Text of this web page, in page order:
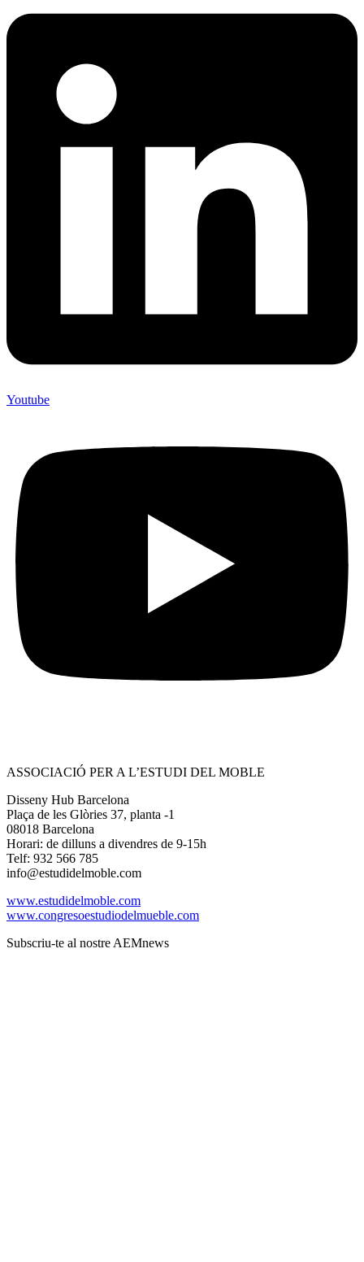
Youtube
ASSOCIACIÓ PER A L’ESTUDI DEL MOBLE
Disseny Hub Barcelona
Plaça de les Glòries 37, planta -1
08018 Barcelona
Horari: de dilluns a divendres de 9-15h
Telf: 932 566 785
info@estudidelmoble.com
www.estudidelmoble.com
www.congresoestudiodelmueble.com
Subscriu-te al nostre AEMnews